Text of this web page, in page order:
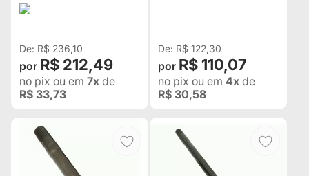
4X4 (INTERNO MUNHÃO)
- O PAR
R$ 236,10
R$ 212,49
no pix ou em 7x de
R$ 33,73
R$ 122,30
R$ 110,07
no pix ou em 4x de
R$ 30,58